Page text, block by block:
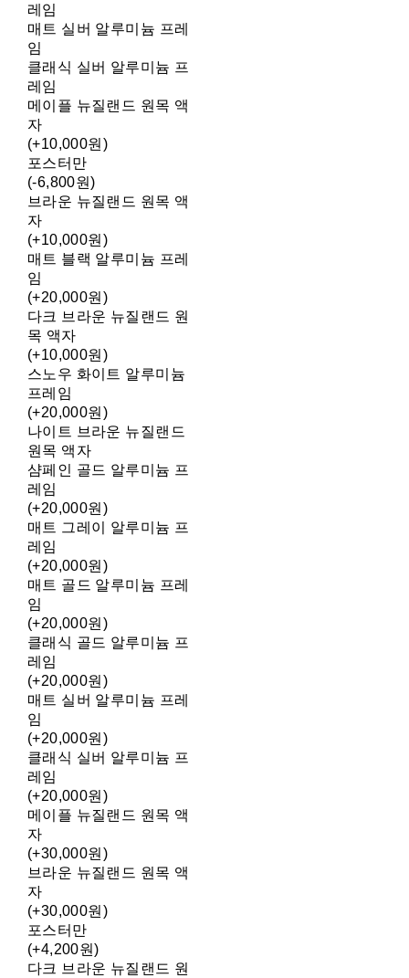
레임
매트 실버 알루미늄 프레
임
클래식 실버 알루미늄 프
레임
메이플 뉴질랜드 원목 액
자
(+10,000원)
포스터만
(-6,800원)
브라운 뉴질랜드 원목 액
자
(+10,000원)
매트 블랙 알루미늄 프레
임
(+20,000원)
다크 브라운 뉴질랜드 원
목 액자
(+10,000원)
스노우 화이트 알루미늄
프레임
(+20,000원)
나이트 브라운 뉴질랜드
원목 액자
샴페인 골드 알루미늄 프
레임
(+20,000원)
매트 그레이 알루미늄 프
레임
(+20,000원)
매트 골드 알루미늄 프레
임
(+20,000원)
클래식 골드 알루미늄 프
레임
(+20,000원)
매트 실버 알루미늄 프레
임
(+20,000원)
클래식 실버 알루미늄 프
레임
(+20,000원)
메이플 뉴질랜드 원목 액
자
(+30,000원)
브라운 뉴질랜드 원목 액
자
(+30,000원)
포스터만
(+4,200원)
다크 브라운 뉴질랜드 원